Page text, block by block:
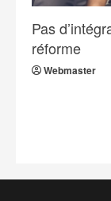
Pas
réforme
Webmaster